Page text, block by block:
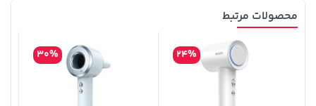
محصولات مرتبط
24%
30%